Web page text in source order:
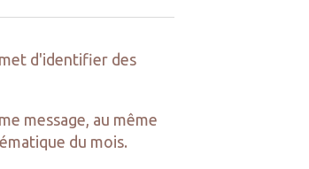
d'identifier des
message, au même
du mois.